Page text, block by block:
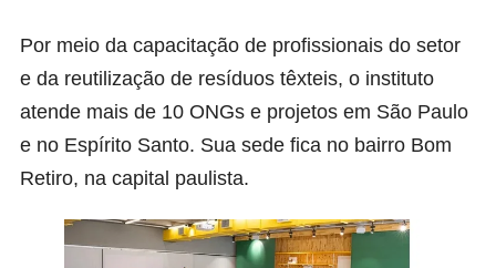
Por meio da capacitação de profissionais do setor
e da reutilização de resíduos têxteis, o instituto
atende mais de 10 ONGs e projetos em São Paulo
e no Espírito Santo. Sua sede fica no bairro Bom
Retiro, na capital paulista.